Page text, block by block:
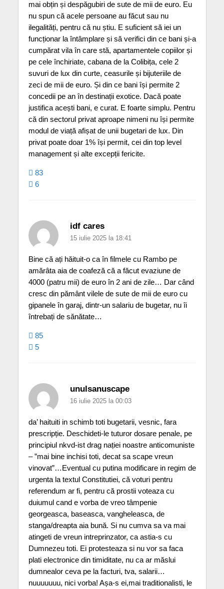
mai obțin și despăgubiri de sute de mii de euro. Eu
nu spun că acele persoane au făcut sau nu
ilegalități, pentru că nu știu. E suficient să iei un
funcționar la întâmplare și să verifici din ce bani și-a
cumpărat vila în care stă, apartamentele copiilor și
pe cele închiriate, cabana de la Colibița, cele 2
suvuri de lux din curte, ceasurile și bijuteriile de
zeci de mii de euro. Și din ce bani își permite 2
concedii pe an în destinații exotice. Dacă poate
justifica acești bani, e curat. E foarte simplu. Pentru
că din sectorul privat aproape nimeni nu își permite
modul de viață afișat de unii bugetari de lux. Din
privat poate doar 1% își permit, cei din top level
management și alte excepții fericite.
83
6
idf cares
15 iulie 2025 la 18:41
Bine că ați hăituit-o ca în filmele cu Rambo pe
amărâta aia de coafeză că a făcut evaziune de
4000 (patru mii) de euro în 2 ani de zile… Dar când
cresc din pământ vilele de sute de mii de euro cu
gipanele în garaj, dintr-un salariu de bugetar, nu îi
întrebați de sănătate…
85
5
unulsanuscape
16 iulie 2025 la 00:03
da’ haituiti in schimb toti bugetarii, vesnic, fara
prescripție. Deschideti-le tuturor dosare penale, pe
principiul nkvd-ist drag nației noastre anticomuniste
– ”mai bine inchisi toti, decat sa scape vreun
vinovat”…Eventual cu putina modificare in regim de
urgenta la textul Constitutiei, că voturi pentru
referendum ar fi, pentru că prostii voteaza cu
duiumul cand e vorba de vreo tâmpenie
georgeasca, baseasca, vangheleasca, de
stanga/dreapta aia bună. Si nu cumva sa va mai
atingeti de vreun intreprinzator, ca astia-s cu
Dumnezeu toti. Ei protesteaza si nu vor sa faca
plati electronice din timiditate, nu ca ar măslui
dumnealor ceva pe la facturi, tva, salarii…
nuuuuuuu, nici vorba! Așa-s ei,mai traditionalisti, le